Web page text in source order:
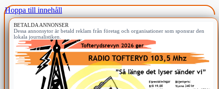
Hoppa till innehåll
BETALDA ANNONSER
Dessa annonsytor är betald reklam från företag och organisationer som sponsrar den
lokala journalistiken.